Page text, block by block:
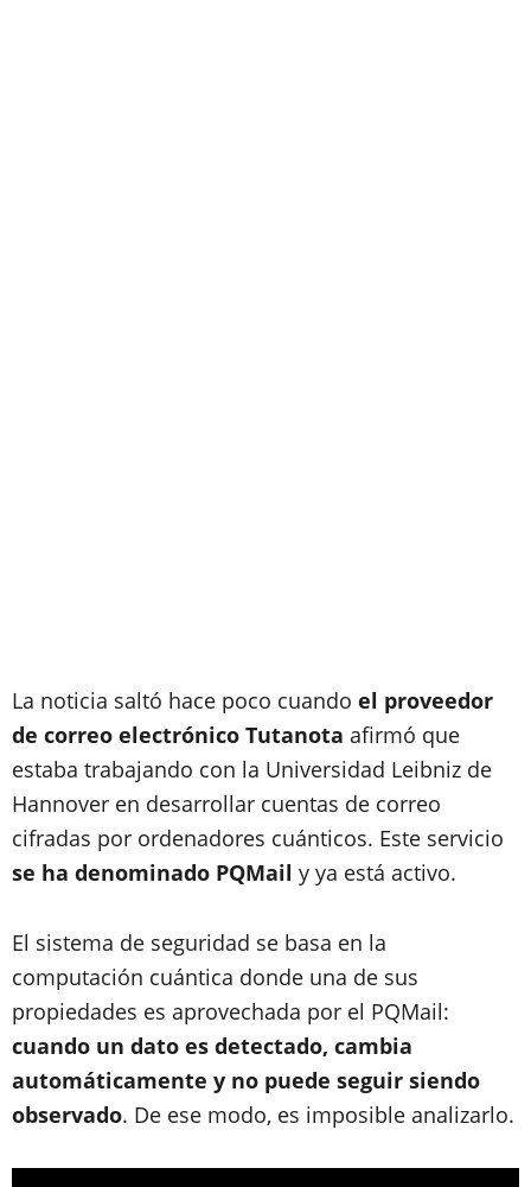
La noticia saltó hace poco cuando el proveedor
de correo electrónico Tutanota afirmó que
estaba trabajando con la Universidad Leibniz de
Hannover en desarrollar cuentas de correo
cifradas por ordenadores cuánticos. Este servicio
se ha denominado PQMail y ya está activo.
El sistema de seguridad se basa en la
computación cuántica donde una de sus
propiedades es aprovechada por el PQMail:
cuando un dato es detectado, cambia
automáticamente y no puede seguir siendo
observado. De ese modo, es imposible analizarlo.